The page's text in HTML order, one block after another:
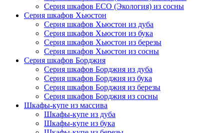
Серия шкафов ECO (Экология) из сосны
Серия шкафов Хьюстон
Серия шкафов Хьюстон из дуба
Серия шкафов Хьюстон из бука
Серия шкафов Хьюстон из березы
Серия шкафов Хьюстон из сосны
Серия шкафов Борджия
Серия шкафов Борджия из дуба
Серия шкафов Борджия из бука
Серия шкафов Борджия из березы
Серия шкафов Борджия из сосны
Шкафы-купе из массива
Шкафы-купе из дуба
Шкафы-купе из бука